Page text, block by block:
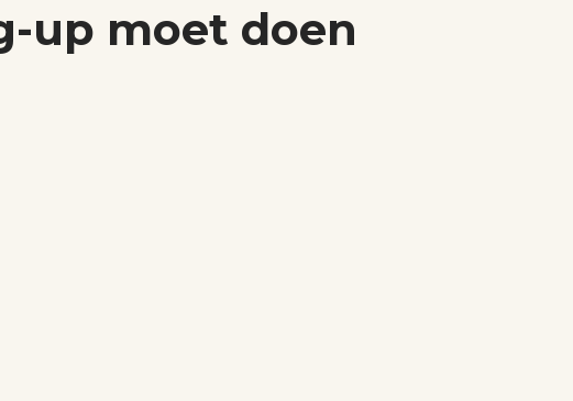
up moet doen